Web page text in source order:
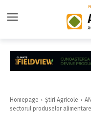
Homepage Știri Agricole
sectorul produselor